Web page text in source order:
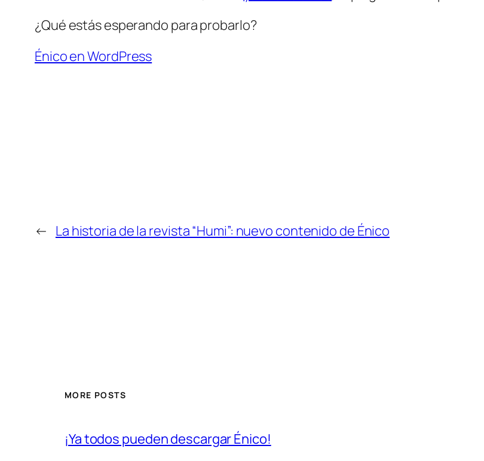
¿Qué estás esperando para probarlo?
Énico en WordPress
← La historia de la revista “Humi”: nuevo contenido de Énico
MORE POSTS
¡Ya todos pueden descargar Énico!